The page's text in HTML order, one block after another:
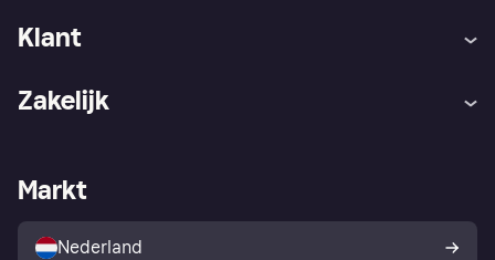
Klant
Winkeloverzicht
Kopersbescherming voor
consumenten
Zakelijk
Zakelijke login
Markt
Nederland